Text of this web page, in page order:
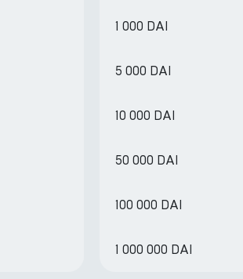
1 000 DAI
5 000 DAI
10 000 DAI
50 000 DAI
100 000 DAI
1 000 000 DAI